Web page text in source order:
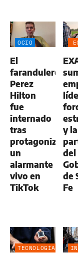
OCIO
El
farandulero
Perez
Hilton
fue
internado
tras
protagonizar
un
alarmante
vivo en
TikTok
y la
del
de
Fe
TECNOLOGÍA